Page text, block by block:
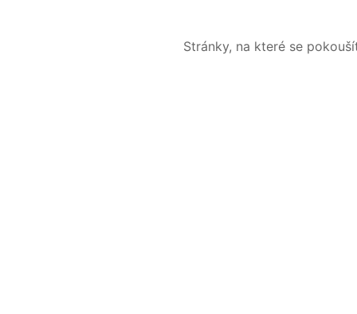
Stránky, na které se